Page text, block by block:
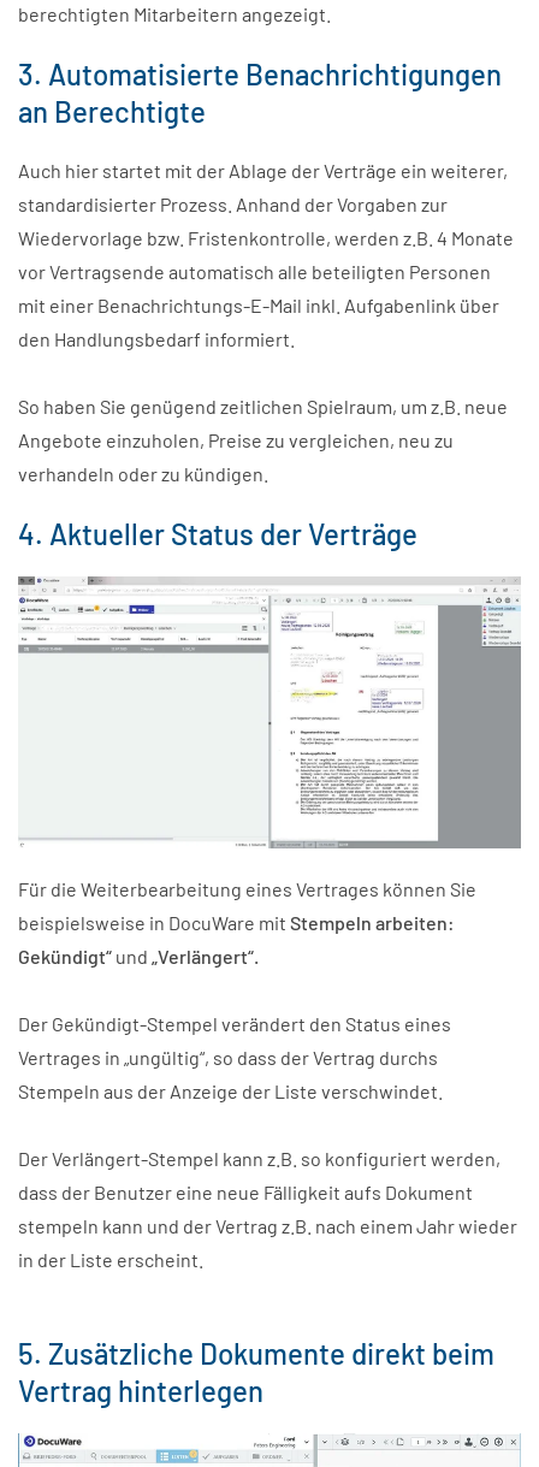
berechtigten Mitarbeitern angezeigt.
3. Automatisierte Benachrichtigungen
an Berechtigte
Auch hier startet mit der Ablage der Verträge ein weiterer,
standardisierter Prozess. Anhand der Vorgaben zur
Wiedervorlage bzw. Fristenkontrolle, werden z.B. 4 Monate
vor Vertragsende automatisch alle beteiligten Personen
mit einer Benachrichtungs-E-Mail inkl. Aufgabenlink über
den Handlungsbedarf informiert.
So haben Sie genügend zeitlichen Spielraum, um z.B. neue
Angebote einzuholen, Preise zu vergleichen, neu zu
verhandeln oder zu kündigen.
4. Aktueller Status der Verträge
Für die Weiterbearbeitung eines Vertrages können Sie
beispielsweise in DocuWare mit Stempeln arbeiten:
Gekündigt“ und „Verlängert“.
Der Gekündigt-Stempel verändert den Status eines
Vertrages in „ungültig“, so dass der Vertrag durchs
Stempeln aus der Anzeige der Liste verschwindet.
Der Verlängert-Stempel kann z.B. so konfiguriert werden,
dass der Benutzer eine neue Fälligkeit aufs Dokument
stempeln kann und der Vertrag z.B. nach einem Jahr wieder
in der Liste erscheint.
5. Zusätzliche Dokumente direkt beim
Vertrag hinterlegen